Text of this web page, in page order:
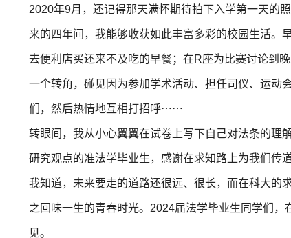
2020年9月，还记得那天满怀期待拍下入学第一天的
来的四年间，我能够收获如此丰富多彩的校园生活。
去便利店买还来不及吃的早餐；在R座为比赛讨论到
一个转角，碰见因为参加学术活动、担任司仪、运动
们，然后热情地互相打招呼⋯⋯
转眼间，我从小心翼翼在试卷上写下自己对法条的理
研究观点的准法学毕业生，感谢在求知路上为我们传
我知道，未来要走的道路还很远、很长，而在科大的
之回味一生的青春时光。2024届法学毕业生同学们
见。